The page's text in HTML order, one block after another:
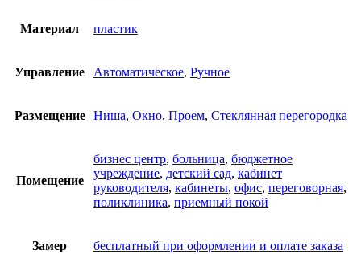
Материал пластик
Управление Автоматическое, Ручное
Размещение Ниша, Окно, Проем, Стеклянная перегородка
Помещение
бизнес центр, больница, бюджетное
учреждение, детский сад, кабинет
руководителя, кабинеты, офис, переговорная,
поликлиника, приемный покой
Замер бесплатный при оформлении и оплате заказа